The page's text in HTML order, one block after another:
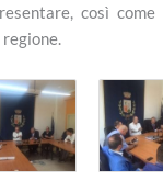
così